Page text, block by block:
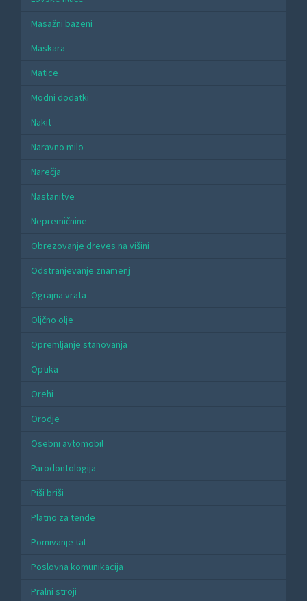
Masažni bazeni
Maskara
Matice
Modni dodatki
Nakit
Naravno milo
Narečja
Nastanitve
Nepremičnine
Obrezovanje dreves na višini
Odstranjevanje znamenj
Ograjna vrata
Oljčno olje
Opremljanje stanovanja
Optika
Orehi
Orodje
Osebni avtomobil
Parodontologija
Piši briši
Platno za tende
Pomivanje tal
Poslovna komunikacija
Pralni stroji